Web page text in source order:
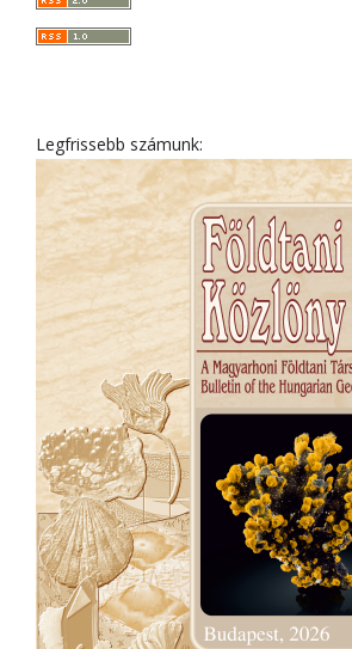
Legfrissebb számunk: